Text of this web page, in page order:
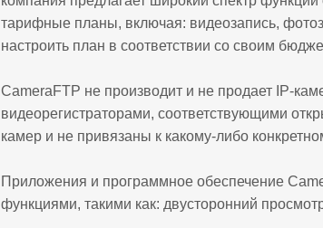
тарифные планы, включая: видеозапись,
настроить план в соответствии со своим
CameraFTP не производит и не продает IP-
видеорегистраторами, соответствующими
камер и не привязаны к какому-либо
Приложения и программное обеспечение
функциями, такими как: двусторонний